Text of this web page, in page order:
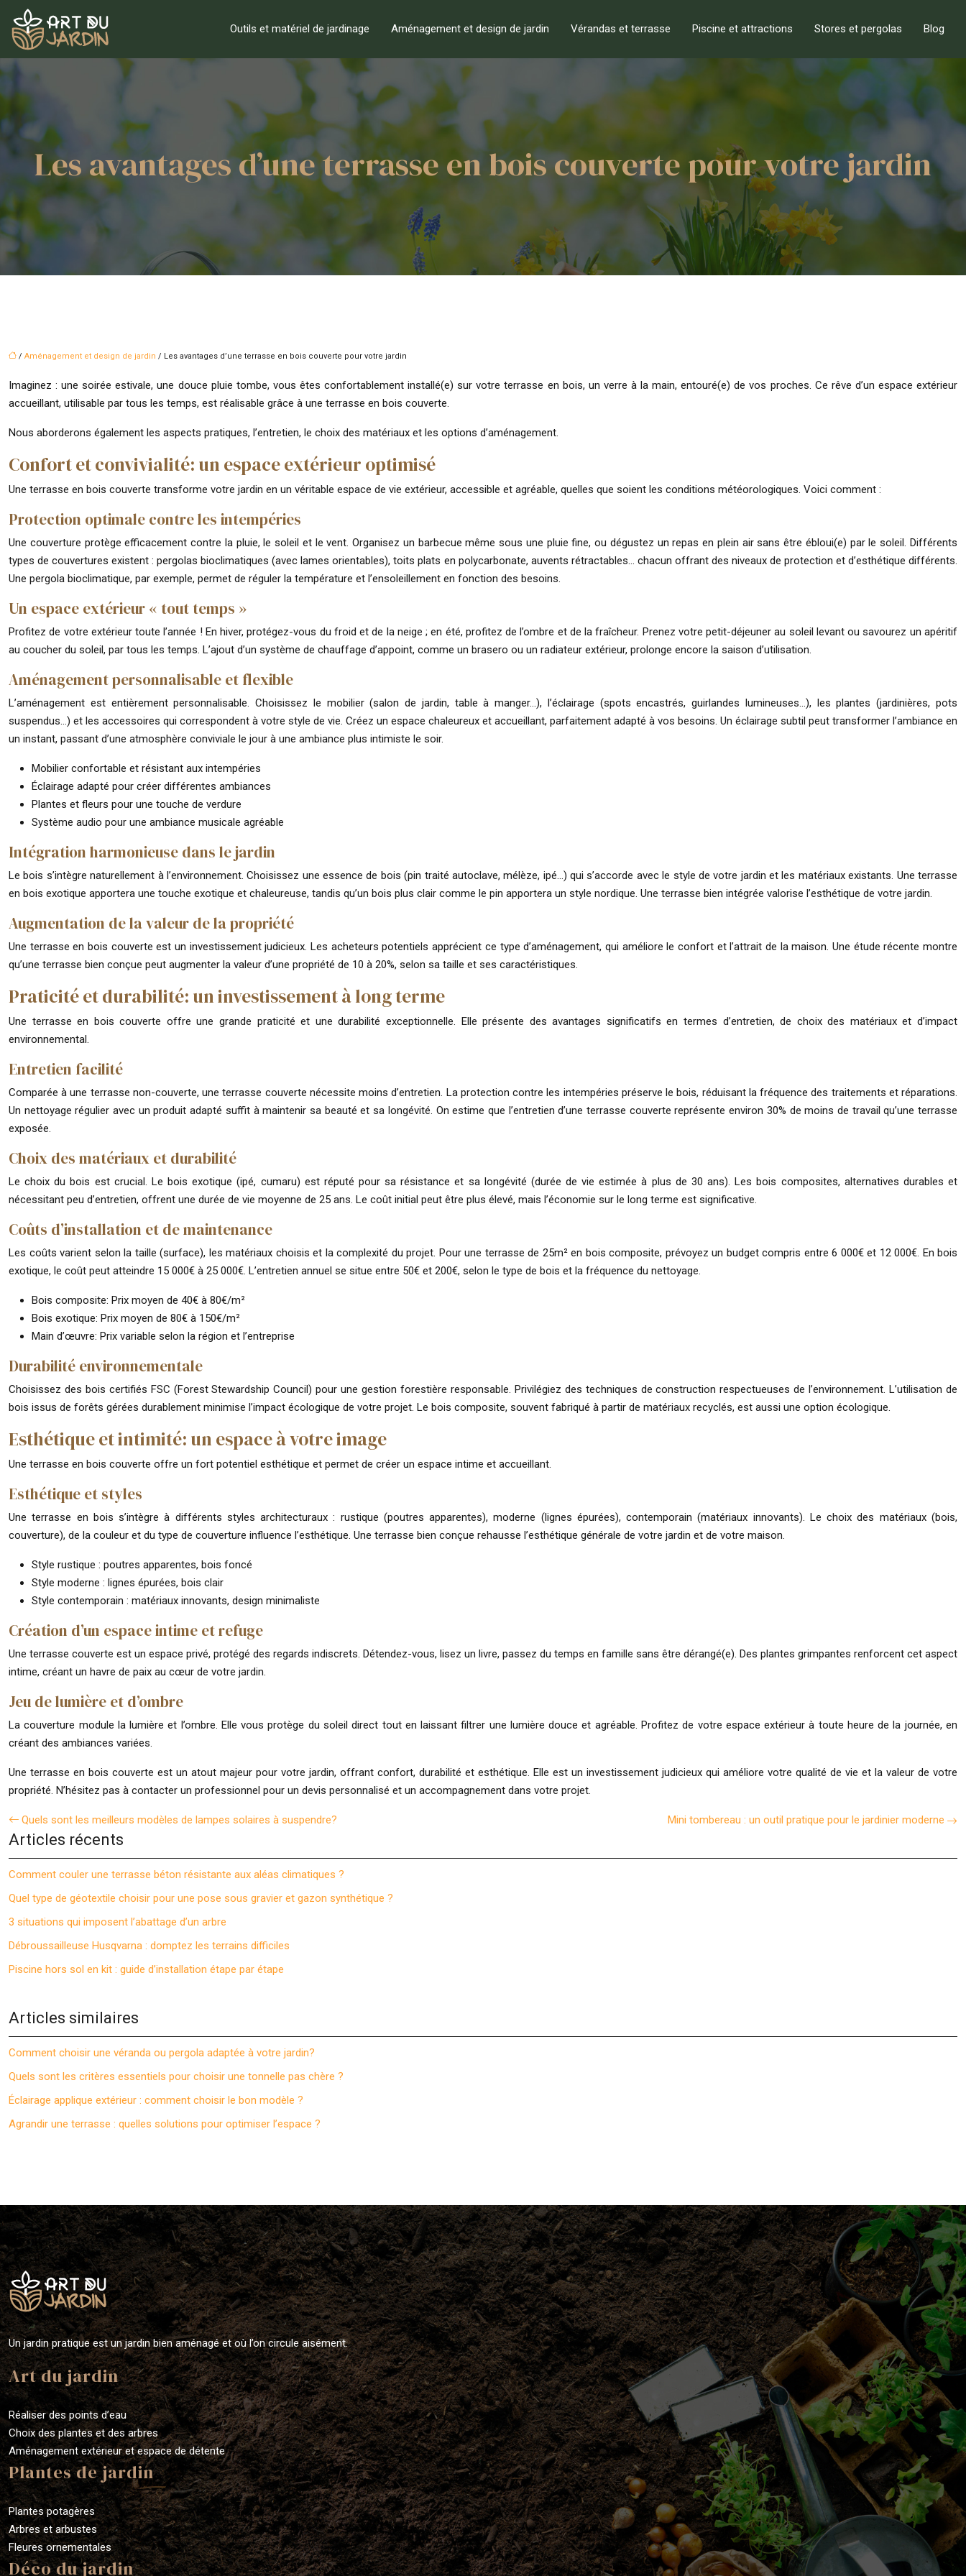
Outils et matériel de jardinage Aménagement et design de jardin Vérandas et terrasse Piscine et attractions Stores et pergolas Blog
Les avantages d’une terrasse en bois couverte pour votre jardin
/ Aménagement et design de jardin / Les avantages d’une terrasse en bois couverte pour votre jardin
Imaginez : une soirée estivale, une douce pluie tombe, vous êtes confortablement installé(e) sur votre terrasse en bois, un verre à la main, entouré(e) de vos proches. Ce rêve d’un espace extérieur
accueillant, utilisable par tous les temps, est réalisable grâce à une terrasse en bois couverte.
Nous aborderons également les aspects pratiques, l’entretien, le choix des matériaux et les options d’aménagement.
Confort et convivialité: un espace extérieur optimisé
Une terrasse en bois couverte transforme votre jardin en un véritable espace de vie extérieur, accessible et agréable, quelles que soient les conditions météorologiques. Voici comment :
Protection optimale contre les intempéries
Une couverture protège efficacement contre la pluie, le soleil et le vent. Organisez un barbecue même sous une pluie fine, ou dégustez un repas en plein air sans être ébloui(e) par le soleil. Différents
types de couvertures existent : pergolas bioclimatiques (avec lames orientables), toits plats en polycarbonate, auvents rétractables… chacun offrant des niveaux de protection et d’esthétique différents.
Une pergola bioclimatique, par exemple, permet de réguler la température et l’ensoleillement en fonction des besoins.
Un espace extérieur « tout temps »
Profitez de votre extérieur toute l’année ! En hiver, protégez-vous du froid et de la neige ; en été, profitez de l’ombre et de la fraîcheur. Prenez votre petit-déjeuner au soleil levant ou savourez un apéritif
au coucher du soleil, par tous les temps. L’ajout d’un système de chauffage d’appoint, comme un brasero ou un radiateur extérieur, prolonge encore la saison d’utilisation.
Aménagement personnalisable et flexible
L’aménagement est entièrement personnalisable. Choisissez le mobilier (salon de jardin, table à manger…), l’éclairage (spots encastrés, guirlandes lumineuses…), les plantes (jardinières, pots
suspendus…) et les accessoires qui correspondent à votre style de vie. Créez un espace chaleureux et accueillant, parfaitement adapté à vos besoins. Un éclairage subtil peut transformer l’ambiance en
un instant, passant d’une atmosphère conviviale le jour à une ambiance plus intimiste le soir.
Mobilier confortable et résistant aux intempéries
Éclairage adapté pour créer différentes ambiances
Plantes et fleurs pour une touche de verdure
Système audio pour une ambiance musicale agréable
Intégration harmonieuse dans le jardin
Le bois s’intègre naturellement à l’environnement. Choisissez une essence de bois (pin traité autoclave, mélèze, ipé…) qui s’accorde avec le style de votre jardin et les matériaux existants. Une terrasse
en bois exotique apportera une touche exotique et chaleureuse, tandis qu’un bois plus clair comme le pin apportera un style nordique. Une terrasse bien intégrée valorise l’esthétique de votre jardin.
Augmentation de la valeur de la propriété
Une terrasse en bois couverte est un investissement judicieux. Les acheteurs potentiels apprécient ce type d’aménagement, qui améliore le confort et l’attrait de la maison. Une étude récente montre
qu’une terrasse bien conçue peut augmenter la valeur d’une propriété de 10 à 20%, selon sa taille et ses caractéristiques.
Praticité et durabilité: un investissement à long terme
Une terrasse en bois couverte offre une grande praticité et une durabilité exceptionnelle. Elle présente des avantages significatifs en termes d’entretien, de choix des matériaux et d’impact
environnemental.
Entretien facilité
Comparée à une terrasse non-couverte, une terrasse couverte nécessite moins d’entretien. La protection contre les intempéries préserve le bois, réduisant la fréquence des traitements et réparations.
Un nettoyage régulier avec un produit adapté suffit à maintenir sa beauté et sa longévité. On estime que l’entretien d’une terrasse couverte représente environ 30% de moins de travail qu’une terrasse
exposée.
Choix des matériaux et durabilité
Le choix du bois est crucial. Le bois exotique (ipé, cumaru) est réputé pour sa résistance et sa longévité (durée de vie estimée à plus de 30 ans). Les bois composites, alternatives durables et
nécessitant peu d’entretien, offrent une durée de vie moyenne de 25 ans. Le coût initial peut être plus élevé, mais l’économie sur le long terme est significative.
Coûts d’installation et de maintenance
Les coûts varient selon la taille (surface), les matériaux choisis et la complexité du projet. Pour une terrasse de 25m² en bois composite, prévoyez un budget compris entre 6 000€ et 12 000€. En bois
exotique, le coût peut atteindre 15 000€ à 25 000€. L’entretien annuel se situe entre 50€ et 200€, selon le type de bois et la fréquence du nettoyage.
Bois composite: Prix moyen de 40€ à 80€/m²
Bois exotique: Prix moyen de 80€ à 150€/m²
Main d’œuvre: Prix variable selon la région et l’entreprise
Durabilité environnementale
Choisissez des bois certifiés FSC (Forest Stewardship Council) pour une gestion forestière responsable. Privilégiez des techniques de construction respectueuses de l’environnement. L’utilisation de
bois issus de forêts gérées durablement minimise l’impact écologique de votre projet. Le bois composite, souvent fabriqué à partir de matériaux recyclés, est aussi une option écologique.
Esthétique et intimité: un espace à votre image
Une terrasse en bois couverte offre un fort potentiel esthétique et permet de créer un espace intime et accueillant.
Esthétique et styles
Une terrasse en bois s’intègre à différents styles architecturaux : rustique (poutres apparentes), moderne (lignes épurées), contemporain (matériaux innovants). Le choix des matériaux (bois,
couverture), de la couleur et du type de couverture influence l’esthétique. Une terrasse bien conçue rehausse l’esthétique générale de votre jardin et de votre maison.
Style rustique : poutres apparentes, bois foncé
Style moderne : lignes épurées, bois clair
Style contemporain : matériaux innovants, design minimaliste
Création d’un espace intime et refuge
Une terrasse couverte est un espace privé, protégé des regards indiscrets. Détendez-vous, lisez un livre, passez du temps en famille sans être dérangé(e). Des plantes grimpantes renforcent cet aspect
intime, créant un havre de paix au cœur de votre jardin.
Jeu de lumière et d’ombre
La couverture module la lumière et l’ombre. Elle vous protège du soleil direct tout en laissant filtrer une lumière douce et agréable. Profitez de votre espace extérieur à toute heure de la journée, en
créant des ambiances variées.
Une terrasse en bois couverte est un atout majeur pour votre jardin, offrant confort, durabilité et esthétique. Elle est un investissement judicieux qui améliore votre qualité de vie et la valeur de votre
propriété. N’hésitez pas à contacter un professionnel pour un devis personnalisé et un accompagnement dans votre projet.
Quels sont les meilleurs modèles de lampes solaires à suspendre? Mini tombereau : un outil pratique pour le jardinier moderne
Articles récents
Comment couler une terrasse béton résistante aux aléas climatiques ?
Quel type de géotextile choisir pour une pose sous gravier et gazon synthétique ?
3 situations qui imposent l’abattage d’un arbre
Débroussailleuse Husqvarna : domptez les terrains difficiles
Piscine hors sol en kit : guide d’installation étape par étape
Articles similaires
Comment choisir une véranda ou pergola adaptée à votre jardin?
Quels sont les critères essentiels pour choisir une tonnelle pas chère ?
Éclairage applique extérieur : comment choisir le bon modèle ?
Agrandir une terrasse : quelles solutions pour optimiser l’espace ?
Un jardin pratique est un jardin bien aménagé et où l’on circule aisément.
Art du jardin
Réaliser des points d’eau
Choix des plantes et des arbres
Aménagement extérieur et espace de détente
Plantes de jardin
Plantes potagères
Arbres et arbustes
Fleures ornementales
Déco du jardin